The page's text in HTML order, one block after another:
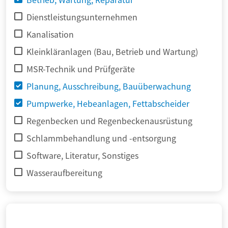
Dienstleistungsunternehmen
Kanalisation
Kleinkläranlagen (Bau, Betrieb und Wartung)
MSR-Technik und Prüfgeräte
Planung, Ausschreibung, Bauüberwachung
Pumpwerke, Hebeanlagen, Fettabscheider
Regenbecken und Regenbeckenausrüstung
Schlammbehandlung und -entsorgung
Software, Literatur, Sonstiges
Wasseraufbereitung